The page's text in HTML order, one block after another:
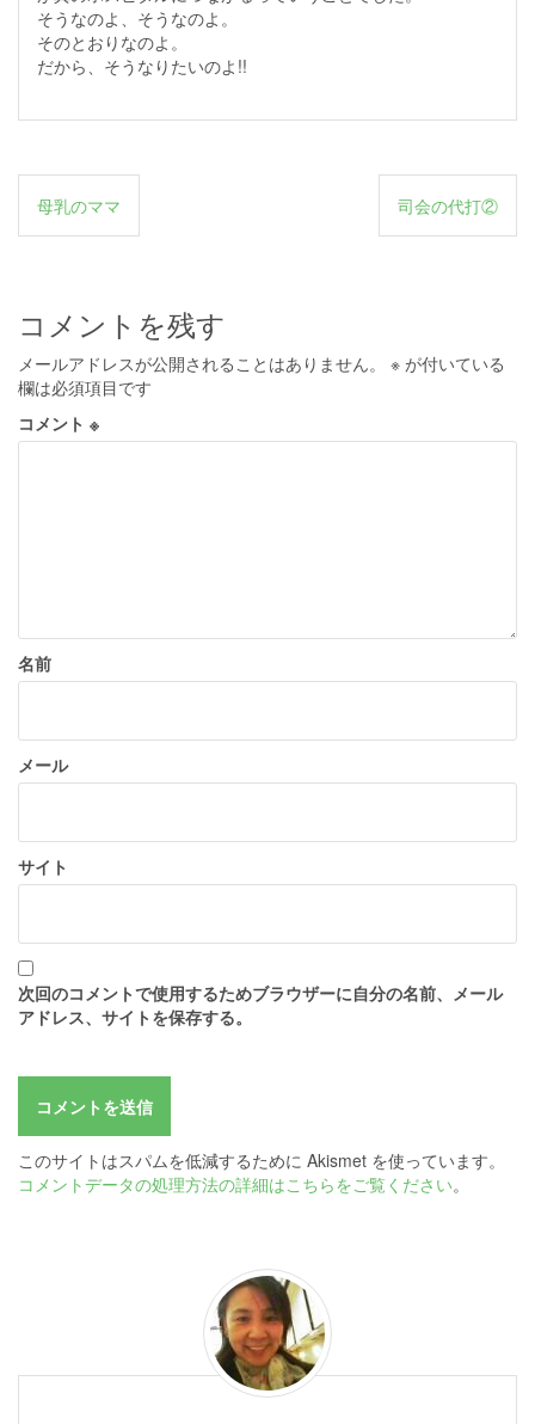
そうなのよ、そうなのよ。
そのとおりなのよ。
だから、そうなりたいのよ!!
投
稿
ビ
ゲ
ー
シ
母乳のママ 司会の代打②
コメントを残す
メールアドレスが公開されることはありません。 ※ が付いている
欄は必須項目です
コメント ※
名前
メール
サイト
次回のコメントで使用するためブラウザーに自分の名前、メール
アドレス、サイトを保存する。
このサイトはスパムを低減するために Akismet を使っています。
コメントデータの処理方法の詳細はこちらをご覧ください。